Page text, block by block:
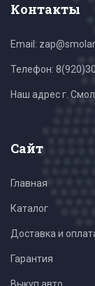
Контакты
Email:
Телефон:
Наш адрес г.
Сайт
Главная
Каталог
Доставка и
Гарантия